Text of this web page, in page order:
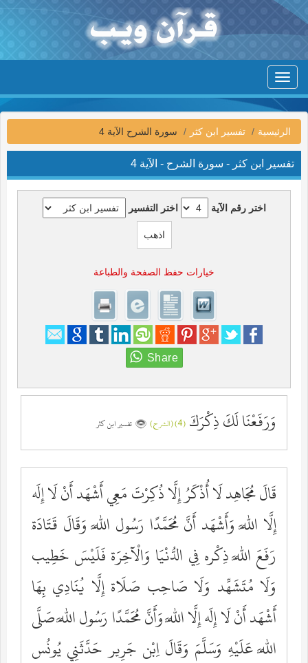
Toggle
navigation
الرئيسية تفسير ابن كثر سورة الشرح الآية 4
تفسير ابن كثر - سورة الشرح - الآية 4
اختر رقم الآية اختر التفسير
خيارات حفظ الصفحة والطباعة
وَرَفَعْنَا لَكَ ذِكْرَكَ (4) (الشرح) تفسير ابن كثر
قَالَ مُجَاهِد لَا أُذْكَرُ إِلَّا ذُكِرْتَ مَعِي أَشْهَد أَنْ لَا إِلَه
إِلَّا اللَّه وَأَشْهَد أَنَّ مُحَمَّدًا رَسُول اللَّه وَقَالَ قَتَادَة
رَفَعَ اللَّه ذِكْره فِي الدُّنْيَا وَالْآخِرَة فَلَيْسَ خَطِيب
وَلَا مُتَشَهِّد وَلَا صَاحِب صَلَاة إِلَّا يُنَادِي بِهَا
أَشْهَد أَنْ لَا إِلَه إِلَّا اللَّه وَأَنَّ مُحَمَّدًا رَسُول اللَّه صَلَّى
اللَّه عَلَيْهِ وَسَلَّمَ وَقَالَ اِبْن جَرِير حَدَّثَنِي يُونُس